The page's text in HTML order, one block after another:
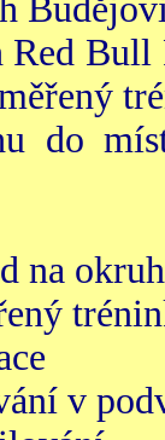
Red
do
na
v